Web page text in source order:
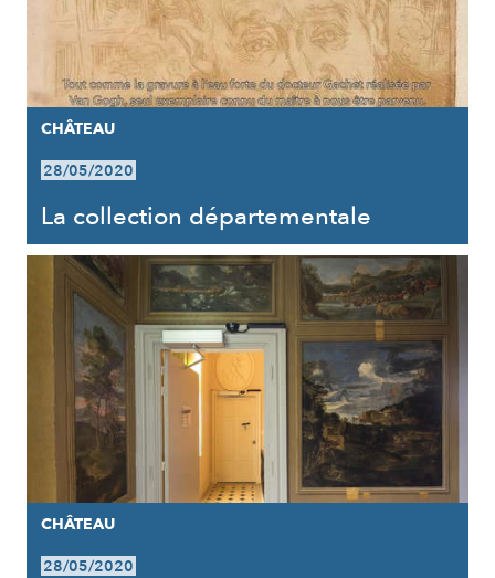
CHÂTEAU
28/05/2020
La collection départementale
CHÂTEAU
28/05/2020